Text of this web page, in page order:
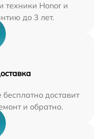
техники Honor и
до 3 лет.
доставит
и обратно.